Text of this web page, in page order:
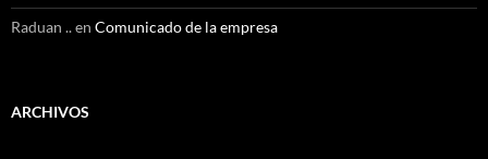
Raduan ..en Comunicado de la empresa
ARCHIVOS